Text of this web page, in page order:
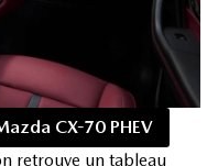
CX-70 PHEV
retrouve un tableau